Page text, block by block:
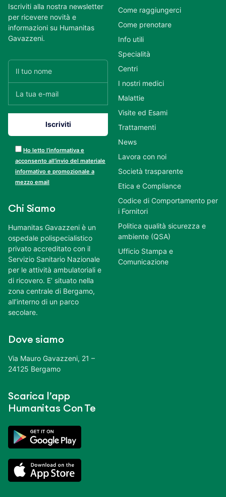
Iscriviti alla nostra newsletter
per ricevere novità e
informazioni su Humanitas
Gavazzeni.
Ho letto l’informativa e
acconsento all’invio del materiale
informativo e promozionale a
mezzo email
Chi Siamo
Humanitas Gavazzeni è un
ospedale polispecialistico
privato accreditato con il
Servizio Sanitario Nazionale
per le attività ambulatoriali e
di ricovero. E’ situato nella
zona centrale di Bergamo,
all’interno di un parco
secolare.
Dove siamo
Via Mauro Gavazzeni, 21 –
24125 Bergamo
Scarica l’app
Humanitas Con Te
Come raggiungerci
Come prenotare
Info utili
Specialità
Centri
I nostri medici
Malattie
Visite ed Esami
Trattamenti
News
Lavora con noi
Società trasparente
Etica e Compliance
Codice di Comportamento per
i Fornitori
Politica qualità sicurezza e
ambiente (QSA)
Ufficio Stampa e
Comunicazione